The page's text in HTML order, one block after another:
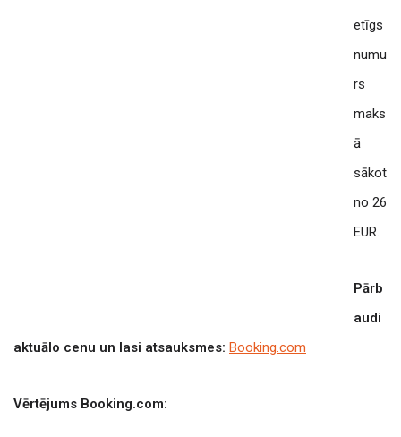
etīgs
numu
rs
maks
ā
sākot
no 26
EUR.
Pārb
audi
aktuālo cenu un lasi atsauksmes: Booking.com
Vērtējums Booking.com: